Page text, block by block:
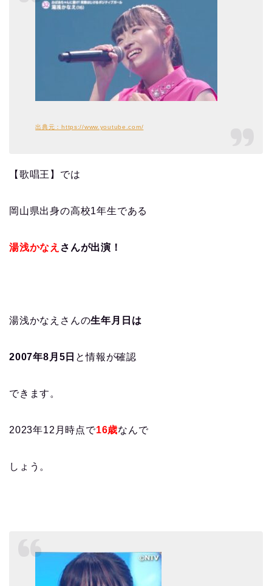
出典元：https://www.youtube.com/
【歌唱王】では
岡山県出身の高校1年生である
湯浅かなえ さんが出演！
湯浅かなえさんの生年月日は
2007年8月5日 と情報が確認
できます。
2023年12月時点で16歳なんで
しょう。